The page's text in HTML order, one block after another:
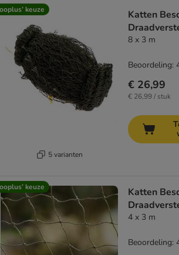
keuze
5 varianten
Katten
8 x 3 m
€ 26,99
€ 26,99 / stuk
Beoordeling:
keuze
Katten
4 x 3 m
Beoordeling: